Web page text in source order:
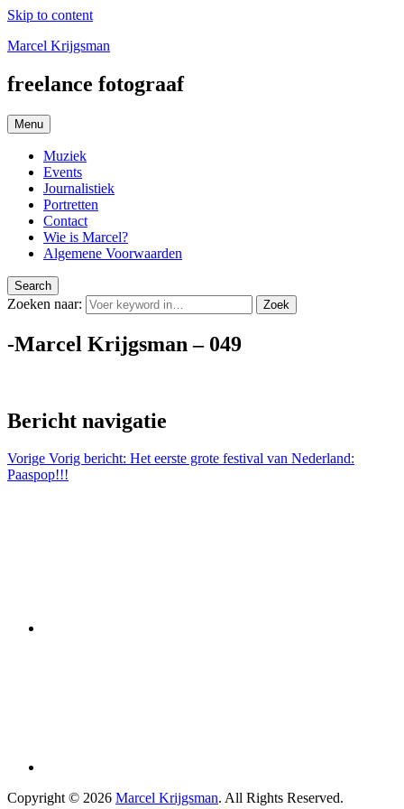
Skip to content
Marcel Krijgsman
freelance fotograaf
Menu
Muziek
Events
Journalistiek
Portretten
Contact
Wie is Marcel?
Algemene Voorwaarden
Search
Zoeken naar: Zoek
-Marcel Krijgsman – 049
Bericht navigatie
Vorige Vorig bericht: Het eerste grote festival van Nederland:
Paaspop!!!
Copyright © 2026 Marcel Krijgsman. All Rights Reserved.